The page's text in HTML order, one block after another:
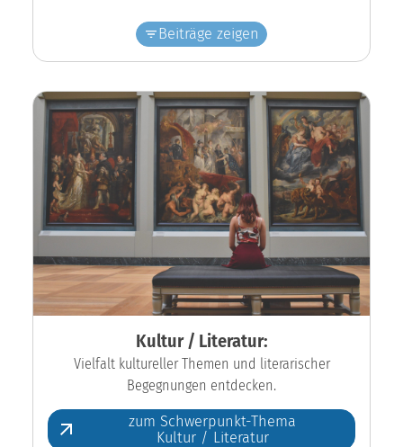
Beiträge zeigen
Kultur / Literatur:
Vielfalt kultureller Themen und literarischer
Begegnungen entdecken.
zum Schwerpunkt-Thema
Kultur / Literatur